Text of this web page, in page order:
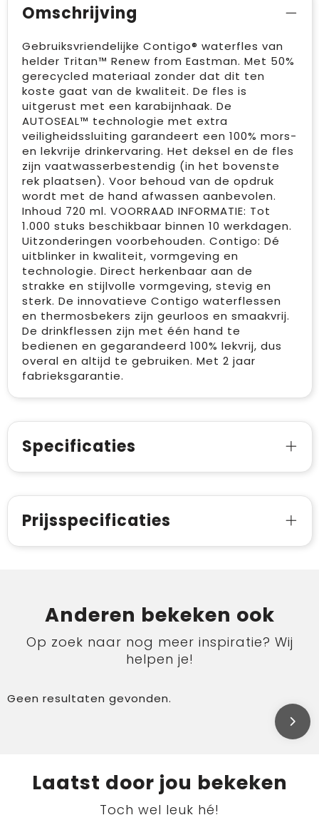
Omschrijving
Gebruiksvriendelijke Contigo® waterfles van
helder Tritan™ Renew from Eastman. Met 50%
gerecycled materiaal zonder dat dit ten
koste gaat van de kwaliteit. De fles is
uitgerust met een karabijnhaak. De
AUTOSEAL™ technologie met extra
veiligheidssluiting garandeert een 100% mors-
en lekvrije drinkervaring. Het deksel en de fles
zijn vaatwasserbestendig (in het bovenste
rek plaatsen). Voor behoud van de opdruk
wordt met de hand afwassen aanbevolen.
Inhoud 720 ml. VOORRAAD INFORMATIE: Tot
1.000 stuks beschikbaar binnen 10 werkdagen.
Uitzonderingen voorbehouden. Contigo: Dé
uitblinker in kwaliteit, vormgeving en
technologie. Direct herkenbaar aan de
strakke en stijlvolle vormgeving, stevig en
sterk. De innovatieve Contigo waterflessen
en thermosbekers zijn geurloos en smaakvrij.
De drinkflessen zijn met één hand te
bedienen en gegarandeerd 100% lekvrij, dus
overal en altijd te gebruiken. Met 2 jaar
fabrieksgarantie.
Specificaties
Prijsspecificaties
Anderen bekeken ook
Op zoek naar nog meer inspiratie? Wij
helpen je!
Geen resultaten gevonden.
Laatst door jou bekeken
Toch wel leuk hé!